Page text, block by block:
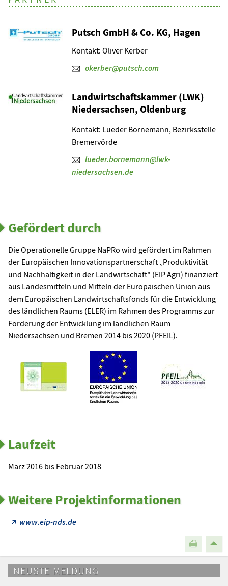
Putsch GmbH & Co. KG, Hagen
Kontakt: Oliver Kerber
okerber@putsch.com
Landwirtschaftskammer (LWK)
Niedersachsen, Oldenburg
Kontakt: Lueder Bornemann, Bezirksstelle
Bremervörde
lueder.bornemann@lwk-
niedersachsen.de
Gefördert durch
Die Operationelle Gruppe NaPRo wird gefördert im Rahmen
der Europäischen Innovationspartnerschaft „Produktivität
und Nachhaltigkeit in der Landwirtschaft" (EIP Agri) finanziert
aus Landesmitteln und Mitteln der Europäischen Union aus
dem Europäischen Landwirtschaftsfonds für die Entwicklung
des ländlichen Raums (ELER) im Rahmen des Programms zur
Förderung der Entwicklung im ländlichen Raum
Niedersachsen und Bremen 2014 bis 2020 (PFEIL).
Laufzeit
März 2016 bis Februar 2018
Weitere Projektinformationen
www.eip-nds.de
NEUSTE MELDUNG